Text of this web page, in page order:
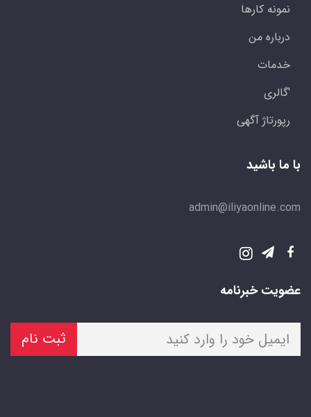
نمونه کارها
درباره من
خدمات
'گالری
رپورتاژ آگهی
با ما باشید
admin@iliyaonline.com
عضویت خبرنامه
ثبت نام